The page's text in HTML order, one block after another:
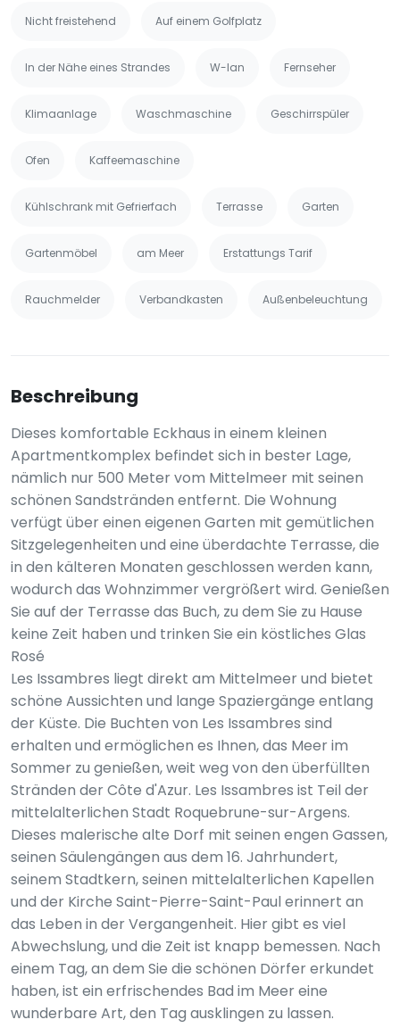
Nicht freistehend Auf einem Golfplatz
In der Nähe eines Strandes W-lan Fernseher
Klimaanlage Waschmaschine Geschirrspüler
Ofen Kaffeemaschine
Kühlschrank mit Gefrierfach Terrasse Garten
Gartenmöbel am Meer Erstattungs Tarif
Rauchmelder Verbandkasten Außenbeleuchtung
Beschreibung
Dieses komfortable Eckhaus in einem kleinen
Apartmentkomplex befindet sich in bester Lage,
nämlich nur 500 Meter vom Mittelmeer mit seinen
schönen Sandstränden entfernt. Die Wohnung
verfügt über einen eigenen Garten mit gemütlichen
Sitzgelegenheiten und eine überdachte Terrasse, die
in den kälteren Monaten geschlossen werden kann,
wodurch das Wohnzimmer vergrößert wird. Genießen
Sie auf der Terrasse das Buch, zu dem Sie zu Hause
keine Zeit haben und trinken Sie ein köstliches Glas
Rosé
Les Issambres liegt direkt am Mittelmeer und bietet
schöne Aussichten und lange Spaziergänge entlang
der Küste. Die Buchten von Les Issambres sind
erhalten und ermöglichen es Ihnen, das Meer im
Sommer zu genießen, weit weg von den überfüllten
Stränden der Côte d'Azur. Les Issambres ist Teil der
mittelalterlichen Stadt Roquebrune-sur-Argens.
Dieses malerische alte Dorf mit seinen engen Gassen,
seinen Säulengängen aus dem 16. Jahrhundert,
seinem Stadtkern, seinen mittelalterlichen Kapellen
und der Kirche Saint-Pierre-Saint-Paul erinnert an
das Leben in der Vergangenheit. Hier gibt es viel
Abwechslung, und die Zeit ist knapp bemessen. Nach
einem Tag, an dem Sie die schönen Dörfer erkundet
haben, ist ein erfrischendes Bad im Meer eine
wunderbare Art, den Tag ausklingen zu lassen.